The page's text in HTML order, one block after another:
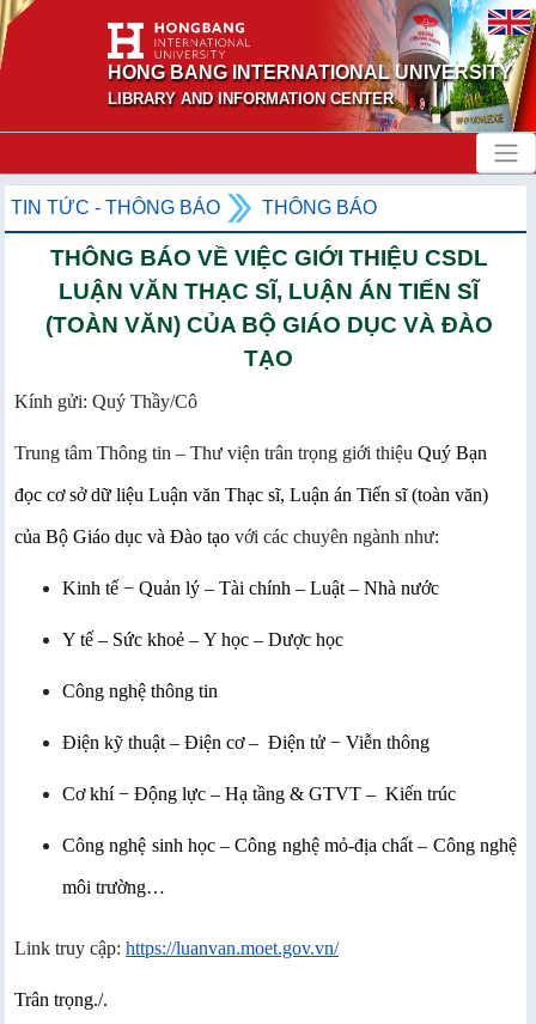
HONG BANG INTERNATIONAL UNIVERSITY
LIBRARY AND INFORMATION CENTER
TIN TỨC - THÔNG BÁO THÔNG BÁO
THÔNG BÁO VỀ VIỆC GIỚI THIỆU CSDL
LUẬN VĂN THẠC SĨ, LUẬN ÁN TIẾN SĨ
(TOÀN VĂN) CỦA BỘ GIÁO DỤC VÀ ĐÀO
TẠO
Kính gửi: Quý Thầy/Cô
Trung tâm Thông tin – Thư viện trân trọng giới thiệu Quý Bạn
đọc cơ sở dữ liệu Luận văn Thạc sĩ, Luận án Tiến sĩ (toàn văn)
của Bộ Giáo dục và Đào tạo với các chuyên ngành như:
Kinh tế − Quản lý – Tài chính – Luật – Nhà nước
Y tế – Sức khoẻ – Y học – Dược học
Công nghệ thông tin
Điện kỹ thuật – Điện cơ – Điện tử − Viễn thông
Cơ khí − Động lực – Hạ tầng & GTVT – Kiến trúc
Công nghệ sinh học – Công nghệ mỏ-địa chất – Công nghệ
môi trường…
Link truy cập: https://luanvan.moet.gov.vn/
Trân trọng./.